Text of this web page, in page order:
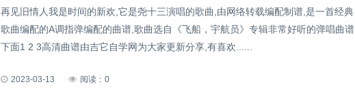
再见旧情人我是时间的新欢,它是尧十三演唱的歌曲,由网络转载编配制谱,是一首经典
歌曲编配的A调指弹编配的曲谱,歌曲选自《飞船，宇航员》专辑非常好听的弹唱曲谱,
下面1 2 3高清曲谱由吉它自学网为大家更新分享,有喜欢......
2023-03-13 阅读：0